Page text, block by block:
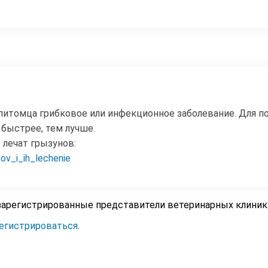
грибковое или инфекционное заболевание. Для
тем лучше.
грызунов:
представители ветеринарных
.